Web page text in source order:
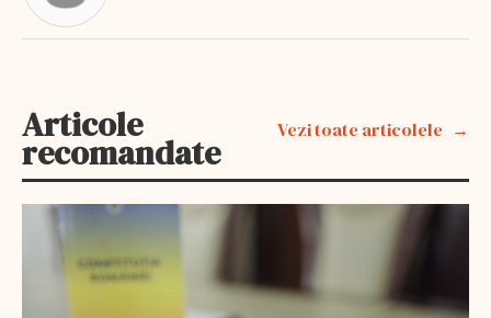
Articole
recomandate
Vezi toate articolele